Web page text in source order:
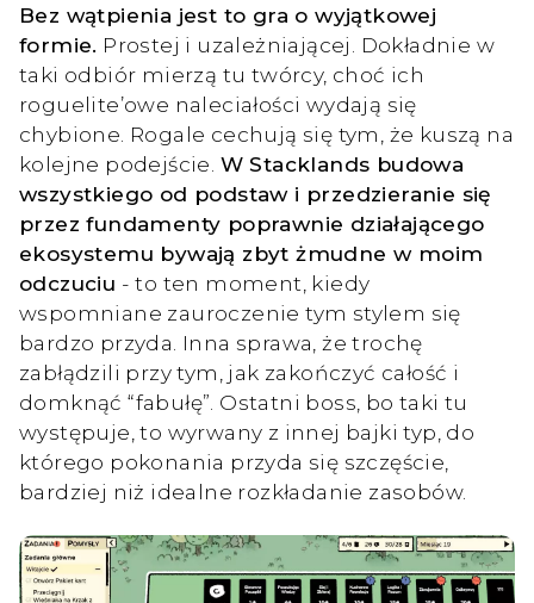
Bez wątpienia jest to gra o wyjątkowej
formie. Prostej i uzależniającej. Dokładnie w
taki odbiór mierzą tu twórcy, choć ich
roguelite’owe naleciałości wydają się
chybione. Rogale cechują się tym, że kuszą na
kolejne podejście. W Stacklands budowa
wszystkiego od podstaw i przedzieranie się
przez fundamenty poprawnie działającego
ekosystemu bywają zbyt żmudne w moim
odczuciu - to ten moment, kiedy
wspomniane zauroczenie tym stylem się
bardzo przyda. Inna sprawa, że trochę
zabłądzili przy tym, jak zakończyć całość i
domknąć “fabułę”. Ostatni boss, bo taki tu
występuje, to wyrwany z innej bajki typ, do
którego pokonania przyda się szczęście,
bardziej niż idealne rozkładanie zasobów.